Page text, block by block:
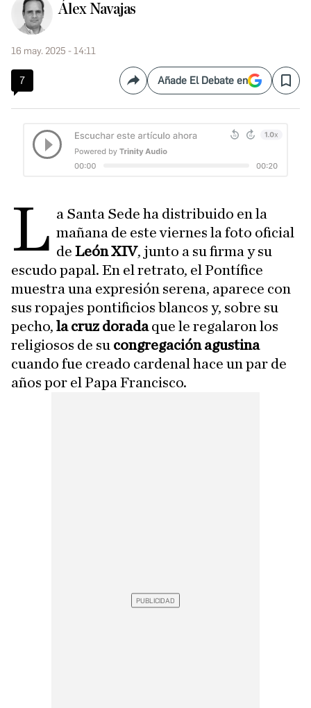
Álex Navajas
16 may. 2025 - 14:11
7 CompartirAñade El Debate en Save
L a Santa Sede ha distribuido en la
mañana de este viernes la foto oficial
deLeón XIV, junto a su firma y su
escudo papal. En el retrato, el Pontífice
muestra una expresión serena, aparece con
sus ropajes pontificios blancos y, sobre su
pecho, la cruz doradaque le regalaron los
religiosos de su congregación agustina
cuando fue creado cardenal hace un par de
años por el Papa Francisco.